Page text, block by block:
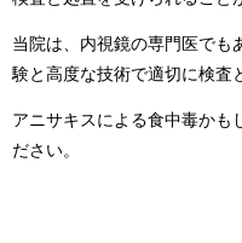
当院は、内視鏡の専門医でも
験と高度な技術で適切に検査
アニサキスによる食中毒かも
ださい。